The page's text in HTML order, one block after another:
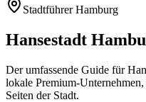
StadtführerHamburg
Hansestadt
Der umfassende Guide für
lokale Premium-
Seiten der Stadt.